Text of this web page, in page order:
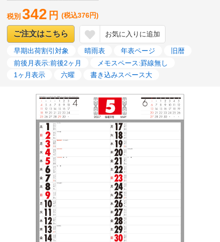
税別342 円 (税込376円)
ご注文はこちら お気に入りに追加
早期出荷割引対象 晴雨表 年表ページ
旧暦
前後月表示:前後2ヶ月
メモスペース:罫線無し
1ヶ月表示
六曜 書き込みスペース大